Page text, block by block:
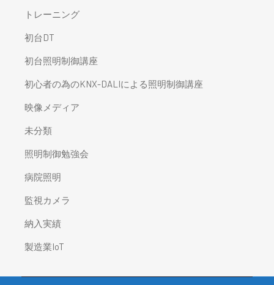
トレーニング
初台DT
初台照明制御講座
初心者の為のKNX-DALIによる照明制御講座
映像メディア
未分類
照明制御勉強会
病院照明
監視カメラ
納入実績
製造業IoT